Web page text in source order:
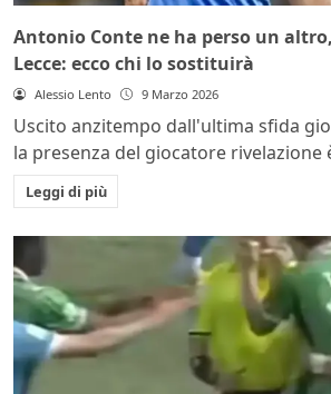
Antonio Conte ne ha perso un
Lecce: ecco chi lo sostituirà
Alessio Lento 9 Marzo 2026
Uscito anzitempo dall'ultima sfida
la presenza del giocatore rivelazione
Leggi di più